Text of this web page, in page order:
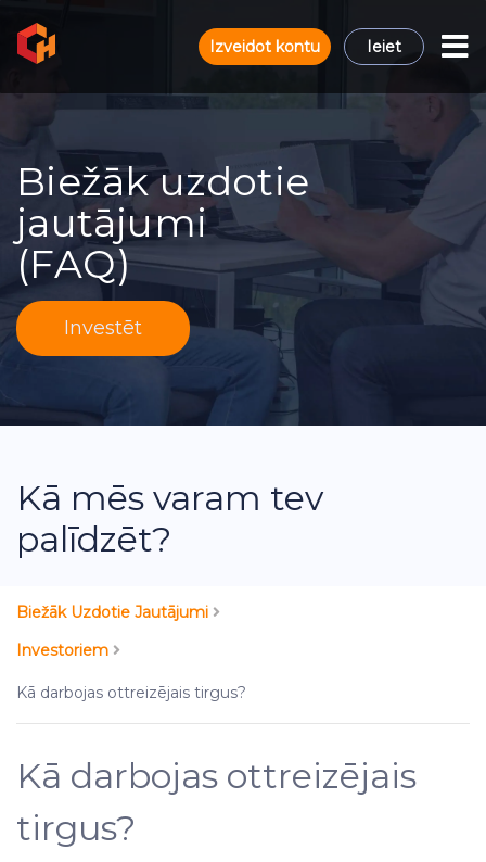
Izveidot kontu Ieiet
Biežāk uzdotie
jautājumi
(FAQ)
Investēt
Kā mēs varam tev
palīdzēt?
Biežāk Uzdotie Jautājumi
Investoriem
Kā darbojas ottreizējais tirgus?
Kā darbojas ottreizējais
tirgus?